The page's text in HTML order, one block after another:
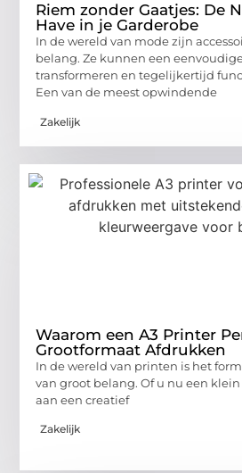
Riem zonder Gaatjes: De
Have in je Garderobe
In de wereld van mode zijn
belang. Ze kunnen een
transformeren en tegelijkertijd
Een van de meest opwindende
Zakelijk
Waarom een A3 Printer
Grootformaat Afdrukken
In de wereld van printen is het
van groot belang. Of u nu een
aan een creatief
Zakelijk